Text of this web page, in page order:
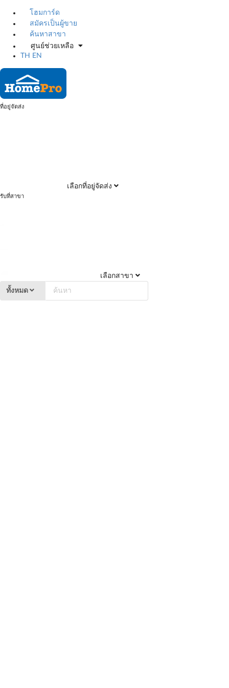
โฮมการ์ด
สมัครเป็นผู้ขาย
ค้นหาสาขา
ศูนย์ช่วยเหลือ
TH
EN
ที่อยู่จัดส่ง
เลือกที่อยู่จัดส่ง
รับที่สาขา
เลือกสาขา
ทั้งหมด